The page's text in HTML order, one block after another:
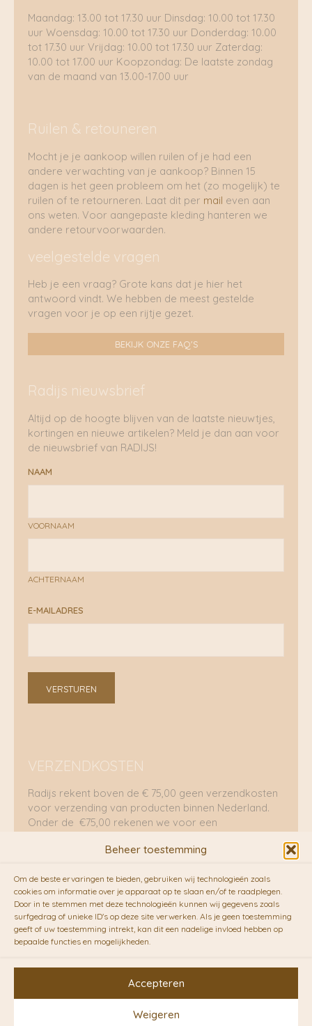
Beheer toestemming
Om de beste ervaringen te bieden, gebruiken wij technologieën zoals
cookies om informatie over je apparaat op te slaan en/of te raadplegen.
Door in te stemmen met deze technologieën kunnen wij gegevens zoals
surfgedrag of unieke ID's op deze site verwerken. Als je geen toestemming
geeft of uw toestemming intrekt, kan dit een nadelige invloed hebben op
bepaalde functies en mogelijkheden.
Accepteren
Weigeren
Maandag: 13.00 tot 17.30 uur Dinsdag: 10.00 tot 17.30
uur Woensdag: 10.00 tot 17.30 uur Donderdag: 10.00
tot 17.30 uur Vrijdag: 10.00 tot 17.30 uur Zaterdag:
10.00 tot 17.00 uur Koopzondag: De laatste zondag
van de maand van 13.00-17.00 uur
Ruilen & retouneren
Mocht je je aankoop willen ruilen of je had een
andere verwachting van je aankoop? Binnen 15
dagen is het geen probleem om het (zo mogelijk) te
ruilen of te retourneren. Laat dit per mail even aan
ons weten. Voor aangepaste kleding hanteren we
andere retourvoorwaarden.
veelgestelde vragen
Heb je een vraag? Grote kans dat je hier het
antwoord vindt. We hebben de meest gestelde
vragen voor je op een rijtje gezet.
BEKIJK ONZE FAQ'S
Radijs nieuwsbrief
Altijd op de hoogte blijven van de laatste nieuwtjes,
kortingen en nieuwe artikelen? Meld je dan aan voor
de nieuwsbrief van RADIJS!
NAAM
VOORNAAM
ACHTERNAAM
E-MAILADRES
VERSTUREN
VERZENDKOSTEN
Radijs rekent boven de € 75,00 geen verzendkosten
voor verzending van producten binnen Nederland.
Onder de €75,00 rekenen we voor een
RADIJS werkt samen met de duurzame bezorgdienst
vanFietskoeriers.nl. Pakketten (mits voorradig) voor
10.00 uur besteld op een doordeweekse dag,
bezorgen zij soms nog op dezelfde dag in de
avonduren! Brievenbuspakjes de volgende dag. En
waar mogelijk ook echt op de fiets!!